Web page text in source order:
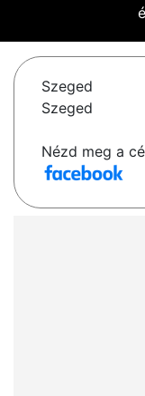
Szeged
Szeged
Nézd meg a